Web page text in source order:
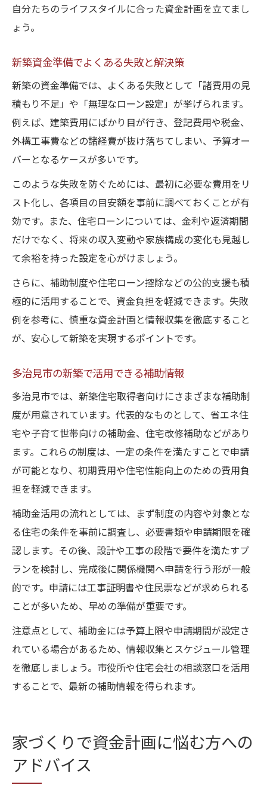
自分たちのライフスタイルに合った資金計画を立てまし
ょう。
新築資金準備でよくある失敗と解決策
新築の資金準備では、よくある失敗として「諸費用の見
積もり不足」や「無理なローン設定」が挙げられます。
例えば、建築費用にばかり目が行き、登記費用や税金、
外構工事費などの諸経費が抜け落ちてしまい、予算オー
バーとなるケースが多いです。
このような失敗を防ぐためには、最初に必要な費用をリ
スト化し、各項目の目安額を事前に調べておくことが有
効です。また、住宅ローンについては、金利や返済期間
だけでなく、将来の収入変動や家族構成の変化も見越し
て余裕を持った設定を心がけましょう。
さらに、補助制度や住宅ローン控除などの公的支援も積
極的に活用することで、資金負担を軽減できます。失敗
例を参考に、慎重な資金計画と情報収集を徹底すること
が、安心して新築を実現するポイントです。
多治見市の新築で活用できる補助情報
多治見市では、新築住宅取得者向けにさまざまな補助制
度が用意されています。代表的なものとして、省エネ住
宅や子育て世帯向けの補助金、住宅改修補助などがあり
ます。これらの制度は、一定の条件を満たすことで申請
が可能となり、初期費用や住宅性能向上のための費用負
担を軽減できます。
補助金活用の流れとしては、まず制度の内容や対象とな
る住宅の条件を事前に調査し、必要書類や申請期限を確
認します。その後、設計や工事の段階で要件を満たすプ
ランを検討し、完成後に関係機関へ申請を行う形が一般
的です。申請には工事証明書や住民票などが求められる
ことが多いため、早めの準備が重要です。
注意点として、補助金には予算上限や申請期間が設定さ
れている場合があるため、情報収集とスケジュール管理
を徹底しましょう。市役所や住宅会社の相談窓口を活用
することで、最新の補助情報を得られます。
家づくりで資金計画に悩む方への
アドバイス